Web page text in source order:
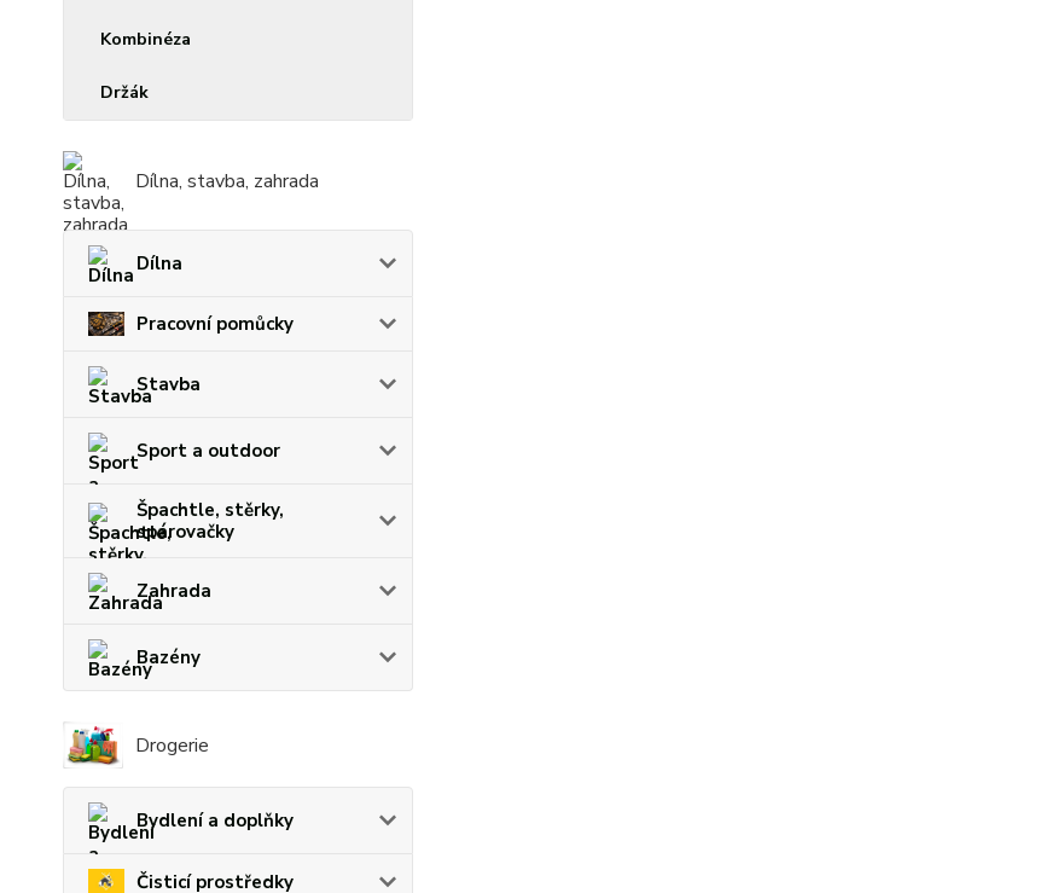
Kombinéza
Držák
Dílna, stavba, zahrada
Dílna
Pracovní pomůcky
Stavba
Sport a outdoor
Špachtle, stěrky,
spárovačky
Zahrada
Bazény
Drogerie
Bydlení a doplňky
Čisticí prostředky